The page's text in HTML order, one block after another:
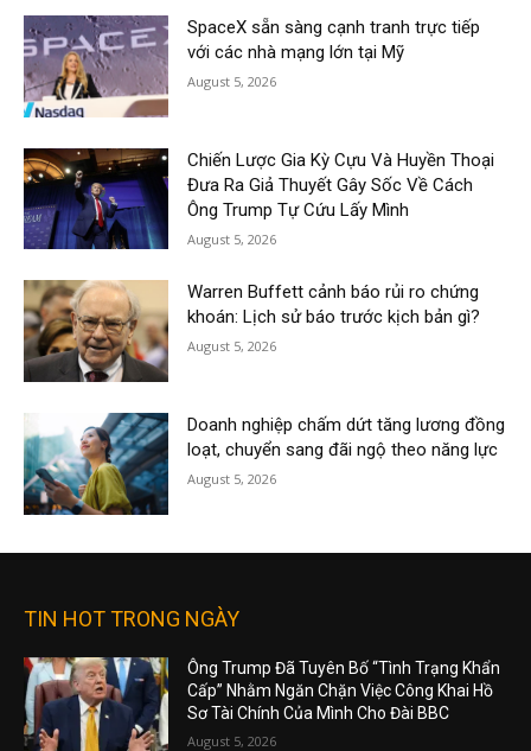
SpaceX sẵn sàng cạnh tranh trực tiếp
với các nhà mạng lớn tại Mỹ
August 5, 2026
Chiến Lược Gia Kỳ Cựu Và Huyền Thoại
Đưa Ra Giả Thuyết Gây Sốc Về Cách
Ông Trump Tự Cứu Lấy Mình
August 5, 2026
Warren Buffett cảnh báo rủi ro chứng
khoán: Lịch sử báo trước kịch bản gì?
August 5, 2026
Doanh nghiệp chấm dứt tăng lương đồng
loạt, chuyển sang đãi ngộ theo năng lực
August 5, 2026
TIN HOT TRONG NGÀY
Ông Trump Đã Tuyên Bố “Tình Trạng Khẩn
Cấp” Nhằm Ngăn Chặn Việc Công Khai Hồ
Sơ Tài Chính Của Mình Cho Đài BBC
August 5, 2026